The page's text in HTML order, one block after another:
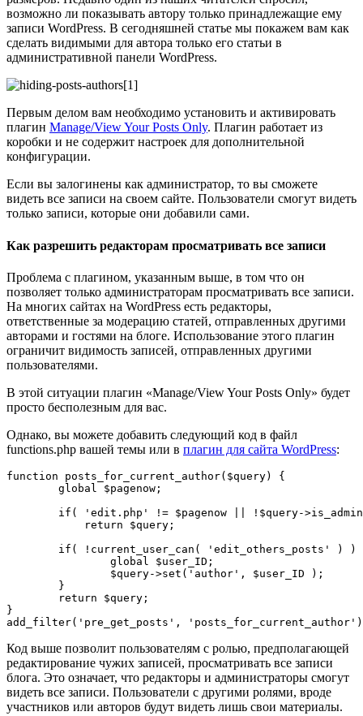
возможно ли показывать автору только принадлежащие ему
записи WordPress. В сегодняшней статье мы покажем вам как
сделать видимыми для автора только его статьи в
административной панели WordPress.
Первым делом вам необходимо установить и активировать
плагин Manage/View Your Posts Only. Плагин работает из
коробки и не содержит настроек для дополнительной
конфигурации.
Если вы залогинены как администратор, то вы сможете
видеть все записи на своем сайте. Пользователи смогут видеть
только записи, которые они добавили сами.
Как разрешить редакторам просматривать все записи
Проблема с плагином, указанным выше, в том что он
позволяет только администраторам просматривать все записи.
На многих сайтах на WordPress есть редакторы,
ответственные за модерацию статей, отправленных другими
авторами и гостями на блоге. Использование этого плагин
ограничит видимость записей, отправленных другими
пользователями.
В этой ситуации плагин «Manage/View Your Posts Only» будет
просто бесполезным для вас.
Однако, вы можете добавить следующий код в файл
functions.php вашей темы или в плагин для сайта WordPress:
function posts_for_current_author($query) {
}
Код выше позволит пользователям с ролью, предполагающей
редактирование чужих записей, просматривать все записи
блога. Это означает, что редакторы и администраторы смогут
видеть все записи. Пользователи с другими ролями, вроде
участников или авторов будут видеть лишь свои материалы.